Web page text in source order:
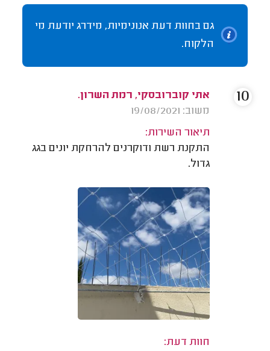
גם בחוות דעת אנונימיות, מידרג יודעת מי
הלקוח.
אתי קוברובסקי, רמת השרון.
משוב: 19/08/2021
תיאור השירות:
התקנת רשת ודוקרנים להרחקת יונים בגג
גדול.
חוות דעת:
10